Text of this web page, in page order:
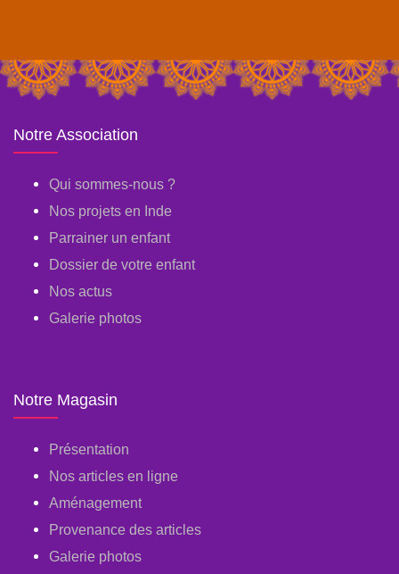
Notre Association
Qui sommes-nous ?
Nos projets en Inde
Parrainer un enfant
Dossier de votre enfant
Nos actus
Galerie photos
Notre Magasin
Présentation
Nos articles en ligne
Aménagement
Provenance des articles
Galerie photos